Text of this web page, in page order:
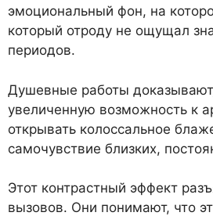
эмоциональный фон, на
который отроду не ощущал
периодов.
Душевные работы
увеличенную возможность к
открывать колоссальное
самочувствие близких,
Этот контрастный эффект
вызовов. Они понимают, что